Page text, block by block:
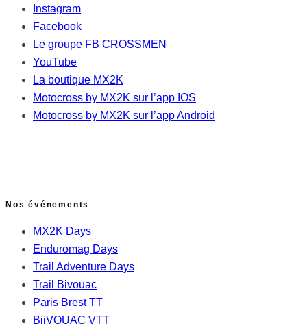
Instagram
Facebook
Le groupe FB CROSSMEN
YouTube
La boutique MX2K
Motocross by MX2K sur l’app IOS
Motocross by MX2K sur l’app Android
Nos événements
MX2K Days
Enduromag Days
Trail Adventure Days
Trail Bivouac
Paris Brest TT
BiiVOUAC VTT